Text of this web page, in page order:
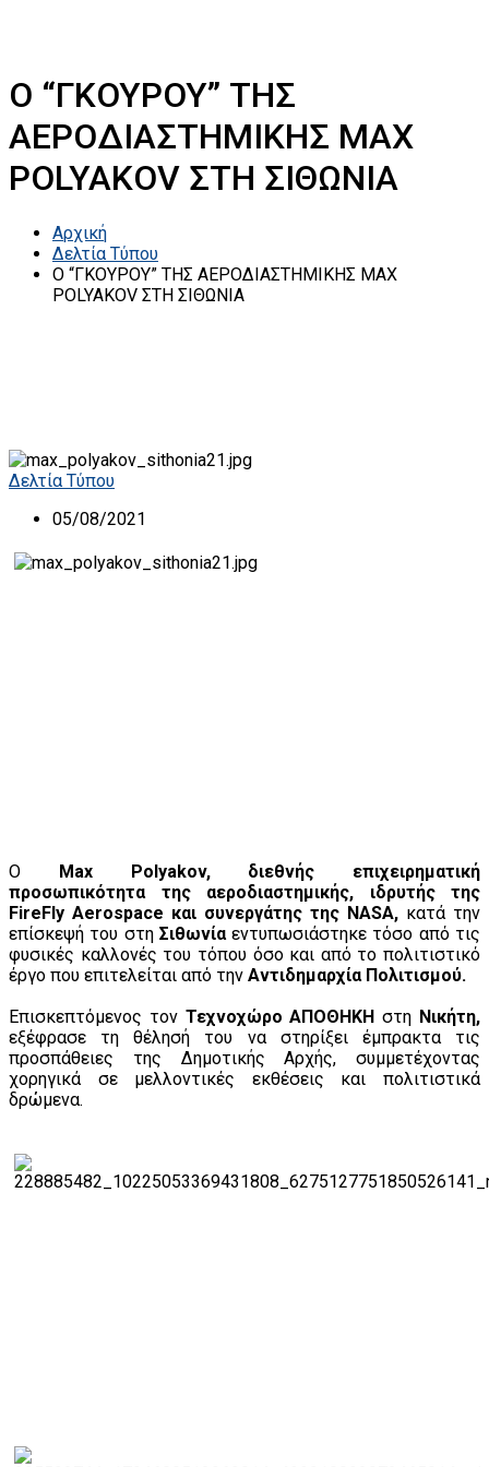
Ο “ΓΚΟΥΡΟΥ” ΤΗΣ
ΑΕΡΟΔΙΑΣΤΗΜΙΚΗΣ MAX
POLYAKOV ΣΤΗ ΣΙΘΩΝΙΑ
Αρχική
Δελτία Τύπου
Ο “ΓΚΟΥΡΟΥ” ΤΗΣ ΑΕΡΟΔΙΑΣΤΗΜΙΚΗΣ MAX
POLYAKOV ΣΤΗ ΣΙΘΩΝΙΑ
Δελτία Τύπου
05/08/2021
Ο Max Polyakov, διεθνής επιχειρηματική
προσωπικότητα της αεροδιαστημικής, ιδρυτής της
FireFly Aerospace και συνεργάτης της NASA, κατά την
επίσκεψή του στη Σιθωνίαεντυπωσιάστηκε τόσο από τις
φυσικές καλλονές του τόπου όσο και από το πολιτιστικό
έργο που επιτελείται από την Αντιδημαρχία Πολιτισμού.
Επισκεπτόμενος τον Τεχνοχώρο ΑΠΟΘΗΚΗ στη Νικήτη,
εξέφρασε τη θέλησή του να στηρίξει έμπρακτα τις
προσπάθειες της Δημοτικής Αρχής, συμμετέχοντας
χορηγικά σε μελλοντικές εκθέσεις και πολιτιστικά
δρώμενα.